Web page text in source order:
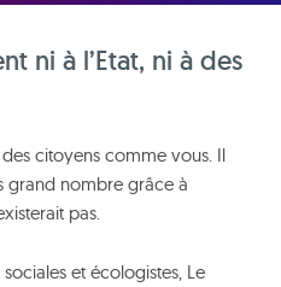
ni à l’Etat, ni à des
citoyens comme vous. Il
grand nombre grâce à
pas.
et écologistes, Le